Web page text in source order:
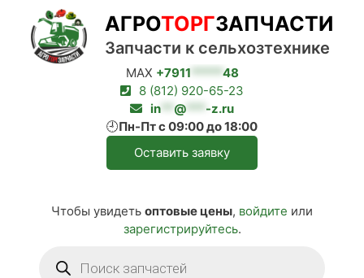
Перейти
содержимому
MAX +7911 ***** 48
8 (812) 920-65-23
in
@ *** -z.ru
🕘Пн-Пт с 09:00 до 18:00
Оставить заявку
Чтобы увидеть оптовые цены, войдите или
зарегистрируйтесь.
товаров
АГРОТОРГЗАПЧАСТИ
Запчасти к сельхозтехнике